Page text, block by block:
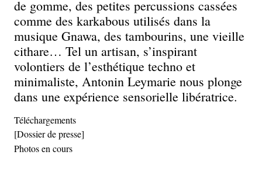
de gomme, des petites percussions cassées
comme des karkabous utilisés dans la
musique Gnawa, des tambourins, une vieille
cithare… Tel un artisan, s’inspirant
volontiers de l’esthétique techno et
minimaliste, Antonin Leymarie nous plonge
dans une expérience sensorielle libératrice.
Téléchargements
[Dossier de presse]
Photos en cours